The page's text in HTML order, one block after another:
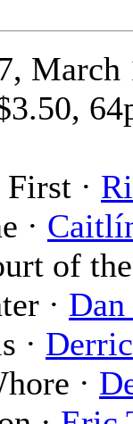
·
·
of
·
·
·